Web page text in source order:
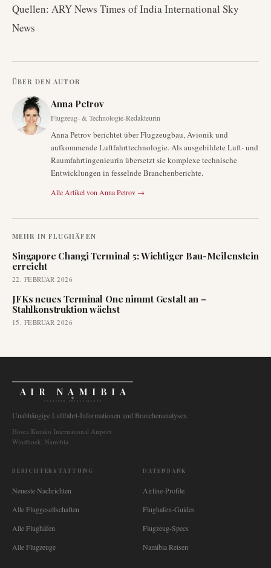
Quellen: ARY News Times of India International Sky
News
ÜBER DEN AUTOR
Anna Petrov
Flugzeug- & Technologie-Redakteurin
Anna Petrov berichtet über Flugzeugbau, Avionik und
aufkommende Luftfahrttechnologie. Als ausgebildete Luft- und
Raumfahrtingenieurin übersetzt sie komplexe technische
Entwicklungen in fesselnde Branchenberichte.
Alle Artikel von Anna Petrov →
MEHR IN FLUGHÄFEN
Singapore Changi Terminal 5: Wichtiger Bau-Meilenstein
erreicht
22. FEBRUAR 2026
JFKs neues Terminal One nimmt Gestalt an –
Stahlkonstruktion wächst
15. FEBRUAR 2026
AIR NAMIBIA
AVIATION INTELLIGENCE
Unabhängige Luftfahrt-Informationen und Branchenanalysen.
Hosea Kutako International Airport
Windhoek, Namibia
BERICHTERSTATTUNG
Neueste Nachrichten
Alle Fluggesellschaften
Alle Flughäfen
Alle Flugzeuge
DATENBANK
Airline-Profile
Flughafen-Guides
Flugzeug-Specs
Namibia Reisen